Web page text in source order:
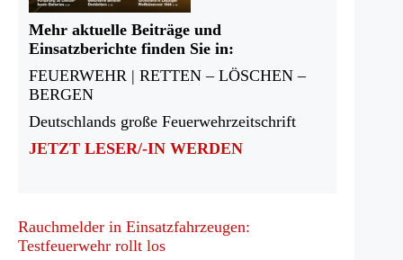
Mehr aktuelle Beiträge und
Einsatzberichte finden Sie in:
FEUERWEHR | RETTEN – LÖSCHEN –
BERGEN
Deutschlands große Feuerwehrzeitschrift
JETZT LESER/-IN WERDEN
Rauchmelder in Einsatzfahrzeugen:
Testfeuerwehr rollt los